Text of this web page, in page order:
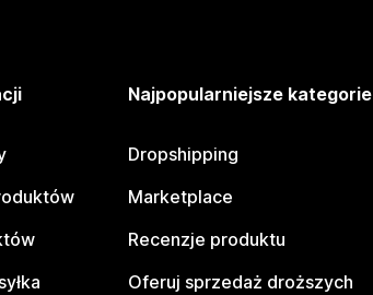
Najpopularniejsze kategorie
Dropshipping
Marketplace
Recenzje produktu
Oferuj sprzedaż droższych